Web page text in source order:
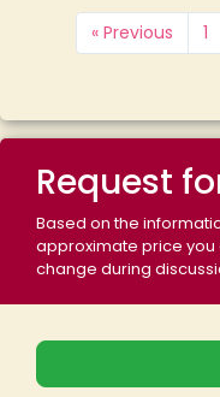
« Previous 1
Request
Based on the
approximate price you
change during